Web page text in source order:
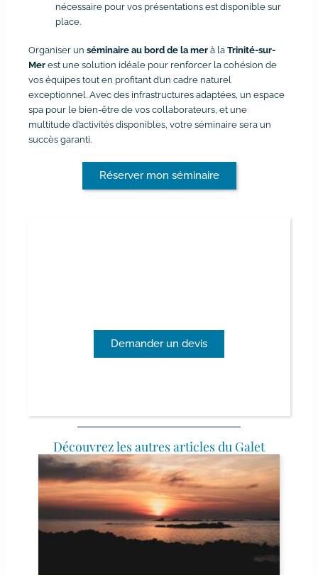
nécessaire pour vos présentations est disponible sur
place.
Organiser un séminaire au bord de la merà la Trinité-sur-
Merest une solution idéale pour renforcer la cohésion de
vos équipes tout en profitant d’un cadre naturel
exceptionnel. Avec des infrastructures adaptées, un espace
spa pour le bien-être de vos collaborateurs, et une
multitude d’activités disponibles, votre séminaire sera un
succès garanti.
Réserver mon séminaire
Demander un devis
Découvrez les autres articles du Galet